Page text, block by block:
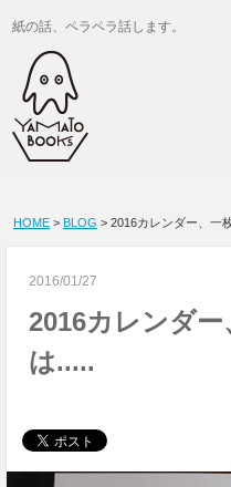
紙の話、ペラペラ話します。
HOME > BLOG > 2016カレンダー、一
2016/01/27
2016カレンダ
は.....